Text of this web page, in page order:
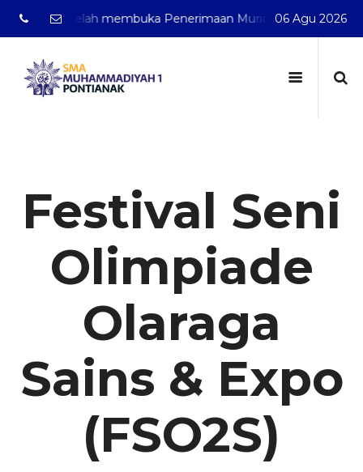
telah membuka Penerimaan Murid Baru Tahun
06 Agu 2026
Festival Seni
Olimpiade
Olaraga
Sains & Expo
(FSO2S)